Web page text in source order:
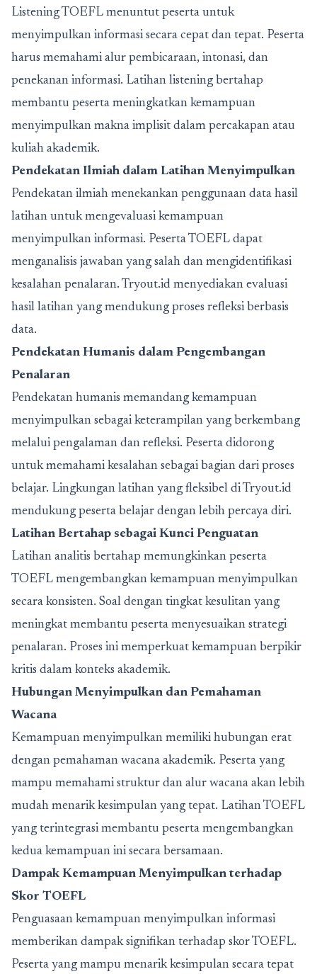
Listening TOEFL menuntut peserta untuk
menyimpulkan informasi secara cepat dan tepat. Peserta
harus memahami alur pembicaraan, intonasi, dan
penekanan informasi. Latihan listening bertahap
membantu peserta meningkatkan kemampuan
menyimpulkan makna implisit dalam percakapan atau
kuliah akademik.
Pendekatan Ilmiah dalam Latihan Menyimpulkan
Pendekatan ilmiah menekankan penggunaan data hasil
latihan untuk mengevaluasi kemampuan
menyimpulkan informasi. Peserta TOEFL dapat
menganalisis jawaban yang salah dan mengidentifikasi
kesalahan penalaran. Tryout.id menyediakan evaluasi
hasil latihan yang mendukung proses refleksi berbasis
data.
Pendekatan Humanis dalam Pengembangan
Penalaran
Pendekatan humanis memandang kemampuan
menyimpulkan sebagai keterampilan yang berkembang
melalui pengalaman dan refleksi. Peserta didorong
untuk memahami kesalahan sebagai bagian dari proses
belajar. Lingkungan latihan yang fleksibel di Tryout.id
mendukung peserta belajar dengan lebih percaya diri.
Latihan Bertahap sebagai Kunci Penguatan
Latihan analitis bertahap memungkinkan peserta
TOEFL mengembangkan kemampuan menyimpulkan
secara konsisten. Soal dengan tingkat kesulitan yang
meningkat membantu peserta menyesuaikan strategi
penalaran. Proses ini memperkuat kemampuan berpikir
kritis dalam konteks akademik.
Hubungan Menyimpulkan dan Pemahaman
Wacana
Kemampuan menyimpulkan memiliki hubungan erat
dengan pemahaman wacana akademik. Peserta yang
mampu memahami struktur dan alur wacana akan lebih
mudah menarik kesimpulan yang tepat. Latihan TOEFL
yang terintegrasi membantu peserta mengembangkan
kedua kemampuan ini secara bersamaan.
Dampak Kemampuan Menyimpulkan terhadap
Skor TOEFL
Penguasaan kemampuan menyimpulkan informasi
memberikan dampak signifikan terhadap skor TOEFL.
Peserta yang mampu menarik kesimpulan secara tepat